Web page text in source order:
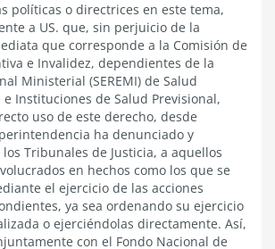
políticas o directrices en este tema,
a US. que, sin perjuicio de la
que corresponde a la Comisión de
e Invalidez, dependientes de la
Ministerial (SEREMI) de Salud
Instituciones de Salud Previsional,
uso de este derecho, desde
ha denunciado y
Tribunales de Justicia, a aquellos
en hechos como los que se
el ejercicio de las acciones
ya sea ordenando su ejercicio
o ejerciéndolas directamente. Así,
con el Fondo Nacional de